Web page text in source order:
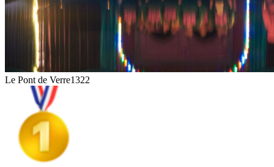
Le Pont de Verre1322